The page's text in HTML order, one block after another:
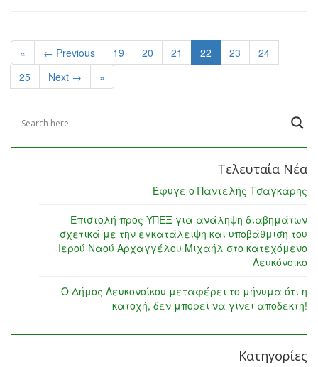
« ← Previous 19 20 21 22 23
24
25
Next → »
Τελευταία Νέα
Έφυγε ο Παντελής Τσαγκάρης
Επιστολή προς ΥΠΕΞ για ανάληψη διαβημάτων
σχετικά με την εγκατάλειψη και υποβάθμιση του
Ιερού Ναού Αρχαγγέλου Μιχαήλ στο κατεχόμενο
Λευκόνοικο
Ο Δήμος Λευκονοίκου μεταφέρει το μήνυμα ότι η
κατοχή, δεν μπορεί να γίνει αποδεκτή!
Κατηγορίες